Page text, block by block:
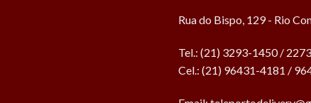
Rua do Bispo, 129 - Rio
Tel.: (21) 3293-1450 /
Cel.: (21) 96431-4181 /